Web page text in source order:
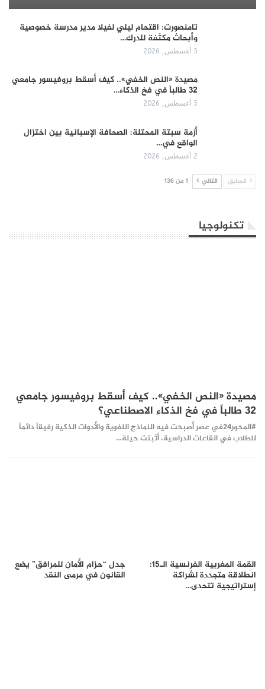
تامنصورت: اقتحام ليلي لفيلا مدير مدرسة خصوصية
وأبحاث مكثفة للدرك…
5 أغسطس, 2026
مصيدة «النص الخفي».. كيف أسقط بروفيسور جامعي
32 طالباً في فخ الذكاء…
5 أغسطس, 2026
أزمة سبتة المحتلة: الصحافة الإسبانية بين اختزال
الواقع في…
2 أغسطس, 2026
السابق التالي 1 من 136
تكنولوجيا
مصيدة «النص الخفي».. كيف أسقط بروفيسور جامعي
32 طالباً في فخ الذكاء الاصطناعي؟
#المحور24 ​في عصر أصبحت فيه النماذج اللغوية والأدوات الذكية رفيقاً دائماً
للطلاب في القاعات الدراسية، أثبتت حيلة…
القمة المغربية الفرنسية الـ15:
انطلاقة متجددة لشراكة
إستراتيجية تتحدى…
جدل “حزام الأمان للمرافق” يضع
القانون في مرمى النقد